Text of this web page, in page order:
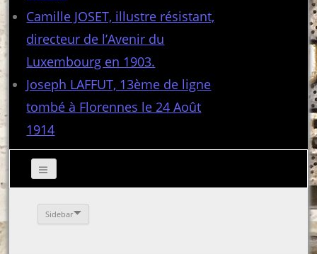
Camille JOSET, illustre résistant,
directeur de l’Avenir du
Luxembourg en 1903.
Joseph LAFFUT, 13ème de ligne
tombé à Florennes le 24 Août
1914
Sidebar